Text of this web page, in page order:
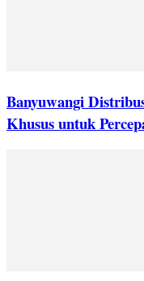
Banyuwangi
Khusus untuk